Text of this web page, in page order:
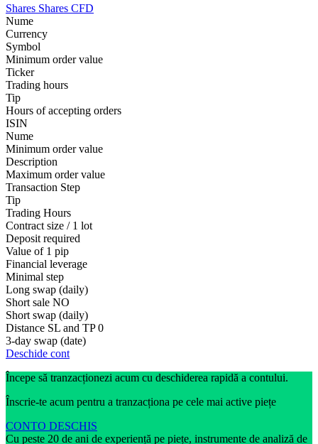
Shares Shares CFD
Nume
Currency
Symbol
Minimum order value
Ticker
Trading hours
Tip
Hours of accepting orders
ISIN
Nume
Minimum order value
Description
Maximum order value
Transaction Step
Tip
Trading Hours
Contract size / 1 lot
Deposit required
Value of 1 pip
Financial leverage
Minimal step
Long swap (daily)
Short sale NO
Short swap (daily)
Distance SL and TP 0
3-day swap (date)
Deschide cont
Începe să tranzacționezi acum cu deschiderea rapidă a contului.
Înscrie-te acum pentru a tranzacționa pe cele mai active piețe
CONTO DESCHIS
Cu peste 20 de ani de experiență pe piețe, instrumente de analiză de